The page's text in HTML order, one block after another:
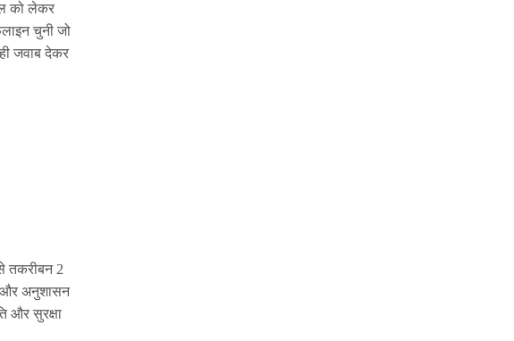
को लेकर
चुनी जो
जवाब देकर
तकरीबन 2
और अनुशासन
और सुरक्षा